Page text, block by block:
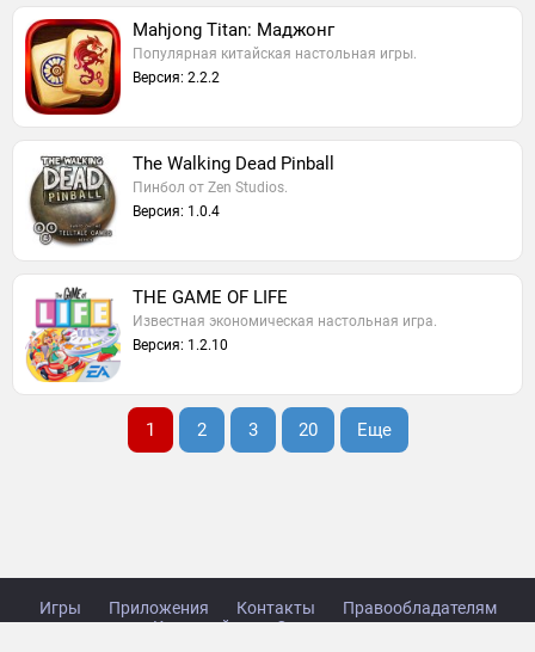
Mahjong Titan: Маджонг
Популярная китайская настольная игры.
Версия: 2.2.2
The Walking Dead Pinball
Пинбол от Zen Studios.
Версия: 1.0.4
THE GAME OF LIFE
Известная экономическая настольная игра.
Версия: 1.2.10
1 2 3 20 Еще
Игры Приложения Контакты
Правообладателям
Карта сайта
Стол заказов